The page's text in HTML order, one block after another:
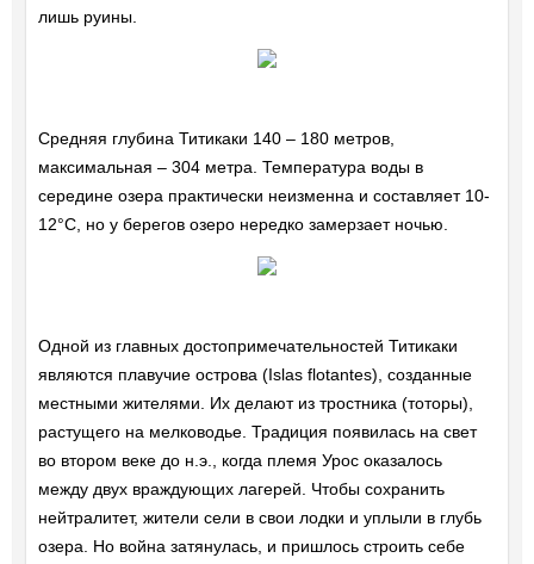
лишь руины.
Средняя глубина Титикаки 140 – 180 метров,
максимальная – 304 метра. Температура воды в
середине озера практически неизменна и составляет 10-
12°C, но у берегов озеро нередко замерзает ночью.
Одной из главных достопримечательностей Титикаки
являются плавучие острова (Islas flotantes), созданные
местными жителями. Их делают из тростника (тоторы),
растущего на мелководье. Традиция появилась на свет
во втором веке до н.э., когда племя Урос оказалось
между двух враждующих лагерей. Чтобы сохранить
нейтралитет, жители сели в свои лодки и уплыли в глубь
озера. Но война затянулась, и пришлось строить себе